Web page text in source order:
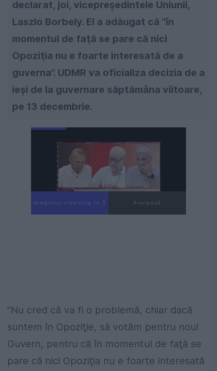
declarat, joi, vicepreşedintele Uniunii,
Laszlo Borbely. El a adăugat că ”în
momentul de faţă se pare că nici
Opoziţia nu e foarte interesată de a
guverna”. UDMR va oficializa decizia de a
ieşi de la guvernare săptămâna viitoare,
pe 13 decembrie.
Următorul videoclip în 4 Anulează
”Nu cred că va fi o problemă, chiar dacă
suntem în Opoziţie, să votăm pentru noul
Guvern, pentru că în momentul de faţă se
pare că nici Opoziţia nu e foarte interesată